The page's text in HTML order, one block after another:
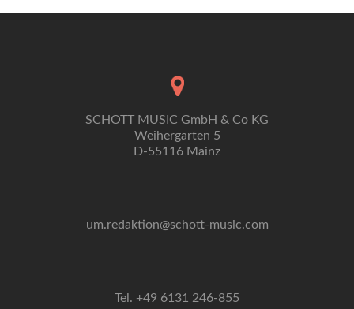
SCHOTT MUSIC GmbH & Co KG
Weihergarten 5
D-55116 Mainz
um.redaktion@schott-music.com
Tel. +49 6131 246-855